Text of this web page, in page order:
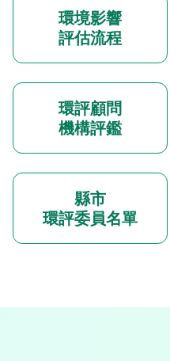
環境影響
評估流程
環評顧問
機構評鑑
縣市
環評委員名單